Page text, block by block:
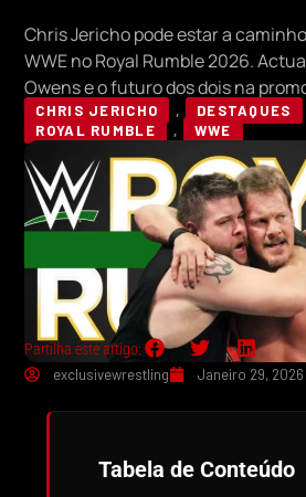
Chris Jericho pode estar a
WWE no Royal Rumble 2026.
Owens e o futuro dos dois na
CHRIS JERICHO , DESTAQUES
ROYAL RUMBLE
, WWE
Partilha este artigo:
exclusivewrestling
Janeiro 29, 2026
Tabela de Conteúdo